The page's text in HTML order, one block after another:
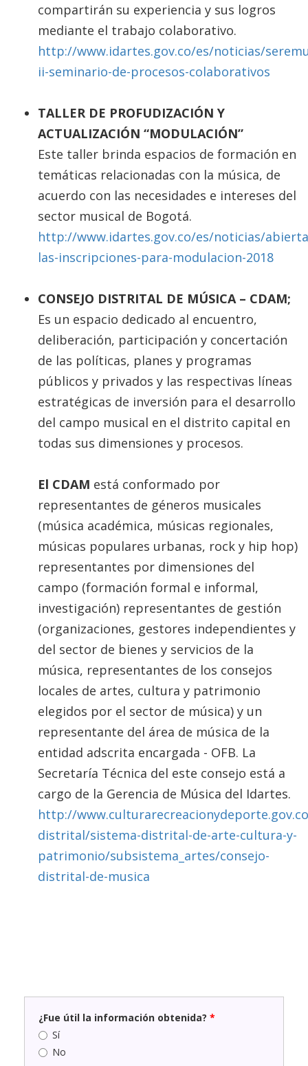
compartirán su experiencia y sus logros
mediante el trabajo colaborativo.
http://www.idartes.gov.co/es/noticias/
ii-seminario-de-procesos-colaborativos
TALLER DE PROFUDIZACIÓN Y
ACTUALIZACIÓN “MODULACIÓN”
Este taller brinda espacios de formación en
temáticas relacionadas con la música, de
acuerdo con las necesidades e intereses del
sector musical de Bogotá.
http://www.idartes.gov.co/es/noticias/
las-inscripciones-para-modulacion-2018
CONSEJO DISTRITAL DE MÚSICA – CDAM;
Es un espacio dedicado al encuentro,
deliberación, participación y concertación
de las políticas, planes y programas
públicos y privados y las respectivas líneas
estratégicas de inversión para el desarrollo
del campo musical en el distrito capital en
todas sus dimensiones y procesos.
El CDAM está conformado por
representantes de géneros musicales
(música académica, músicas regionales,
músicas populares urbanas, rock y hip hop)
representantes por dimensiones del
campo (formación formal e informal,
investigación) representantes de gestión
(organizaciones, gestores independientes y
del sector de bienes y servicios de la
música, representantes de los consejos
locales de artes, cultura y patrimonio
elegidos por el sector de música) y un
representante del área de música de la
entidad adscrita encargada - OFB. La
Secretaría Técnica del este consejo está a
cargo de la Gerencia de Música del Idartes.
http://
distrital/sistema-distrital-de-arte-cultura-y-
patrimonio/subsistema_artes/consejo-
distrital-de-musica
¿Fue útil la información obtenida? *
Sí
No